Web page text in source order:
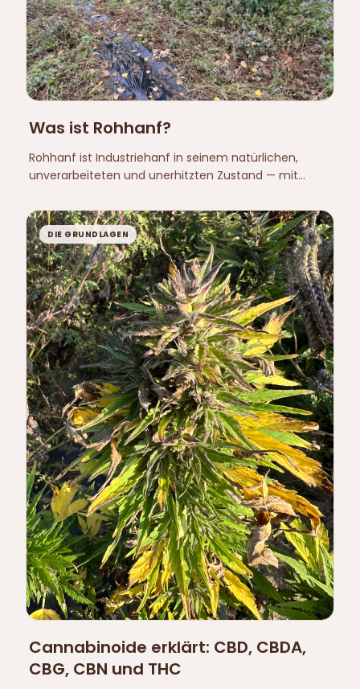
Was ist Rohhanf?
Rohhanf ist Industriehanf in seinem natürlichen,
unverarbeiteten und unerhitzten Zustand — mit
CBD.
DIE GRUNDLAGEN
Cannabinoide erklärt: CBD, CBDA,
CBG, CBN und THC